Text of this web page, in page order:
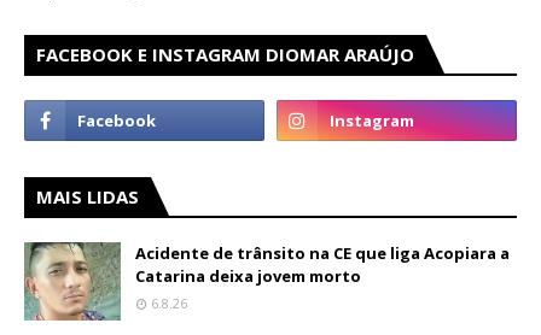
FACEBOOK E INSTAGRAM DIOMAR ARAÚJO
MAIS LIDAS
Acidente de trânsito na CE que liga Acopiara a
Catarina deixa jovem morto
6.8.26